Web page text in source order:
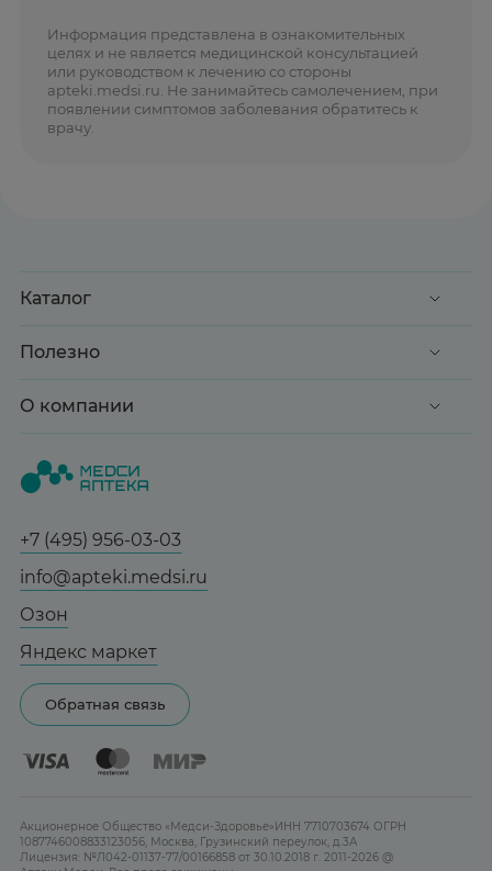
Информация представлена в ознакомительных
целях и не является медицинской консультацией
или руководством к лечению со стороны
apteki.medsi.ru. Не занимайтесь самолечением, при
появлении симптомов заболевания обратитесь к
врачу.
Каталог
Акции
Здоровье
Медицинские товары
Мама и малыш
Тревога и стресс
Здоровый сон
Женская гигиена
Бренды
Полезно
Доставка и оплата
Статьи и новости
Справочник болезней
Гарантии
Сотрудничество
Реклама на сайте
Карта сайта
О компании
Все аптеки
Отзывы
Лицензия
+7 (495) 956-03-03
info@apteki.medsi.ru
Озон
Яндекс маркет
Обратная связь
Акционерное Общество «Медси-Здоровье»ИНН 7710703674 ОГРН
1087746008833123056, Москва, Грузинский переулок, д.3А
Лицензия: №Л042-01137-77/00166858 от 30.10.2018 г. 2011-2026 @